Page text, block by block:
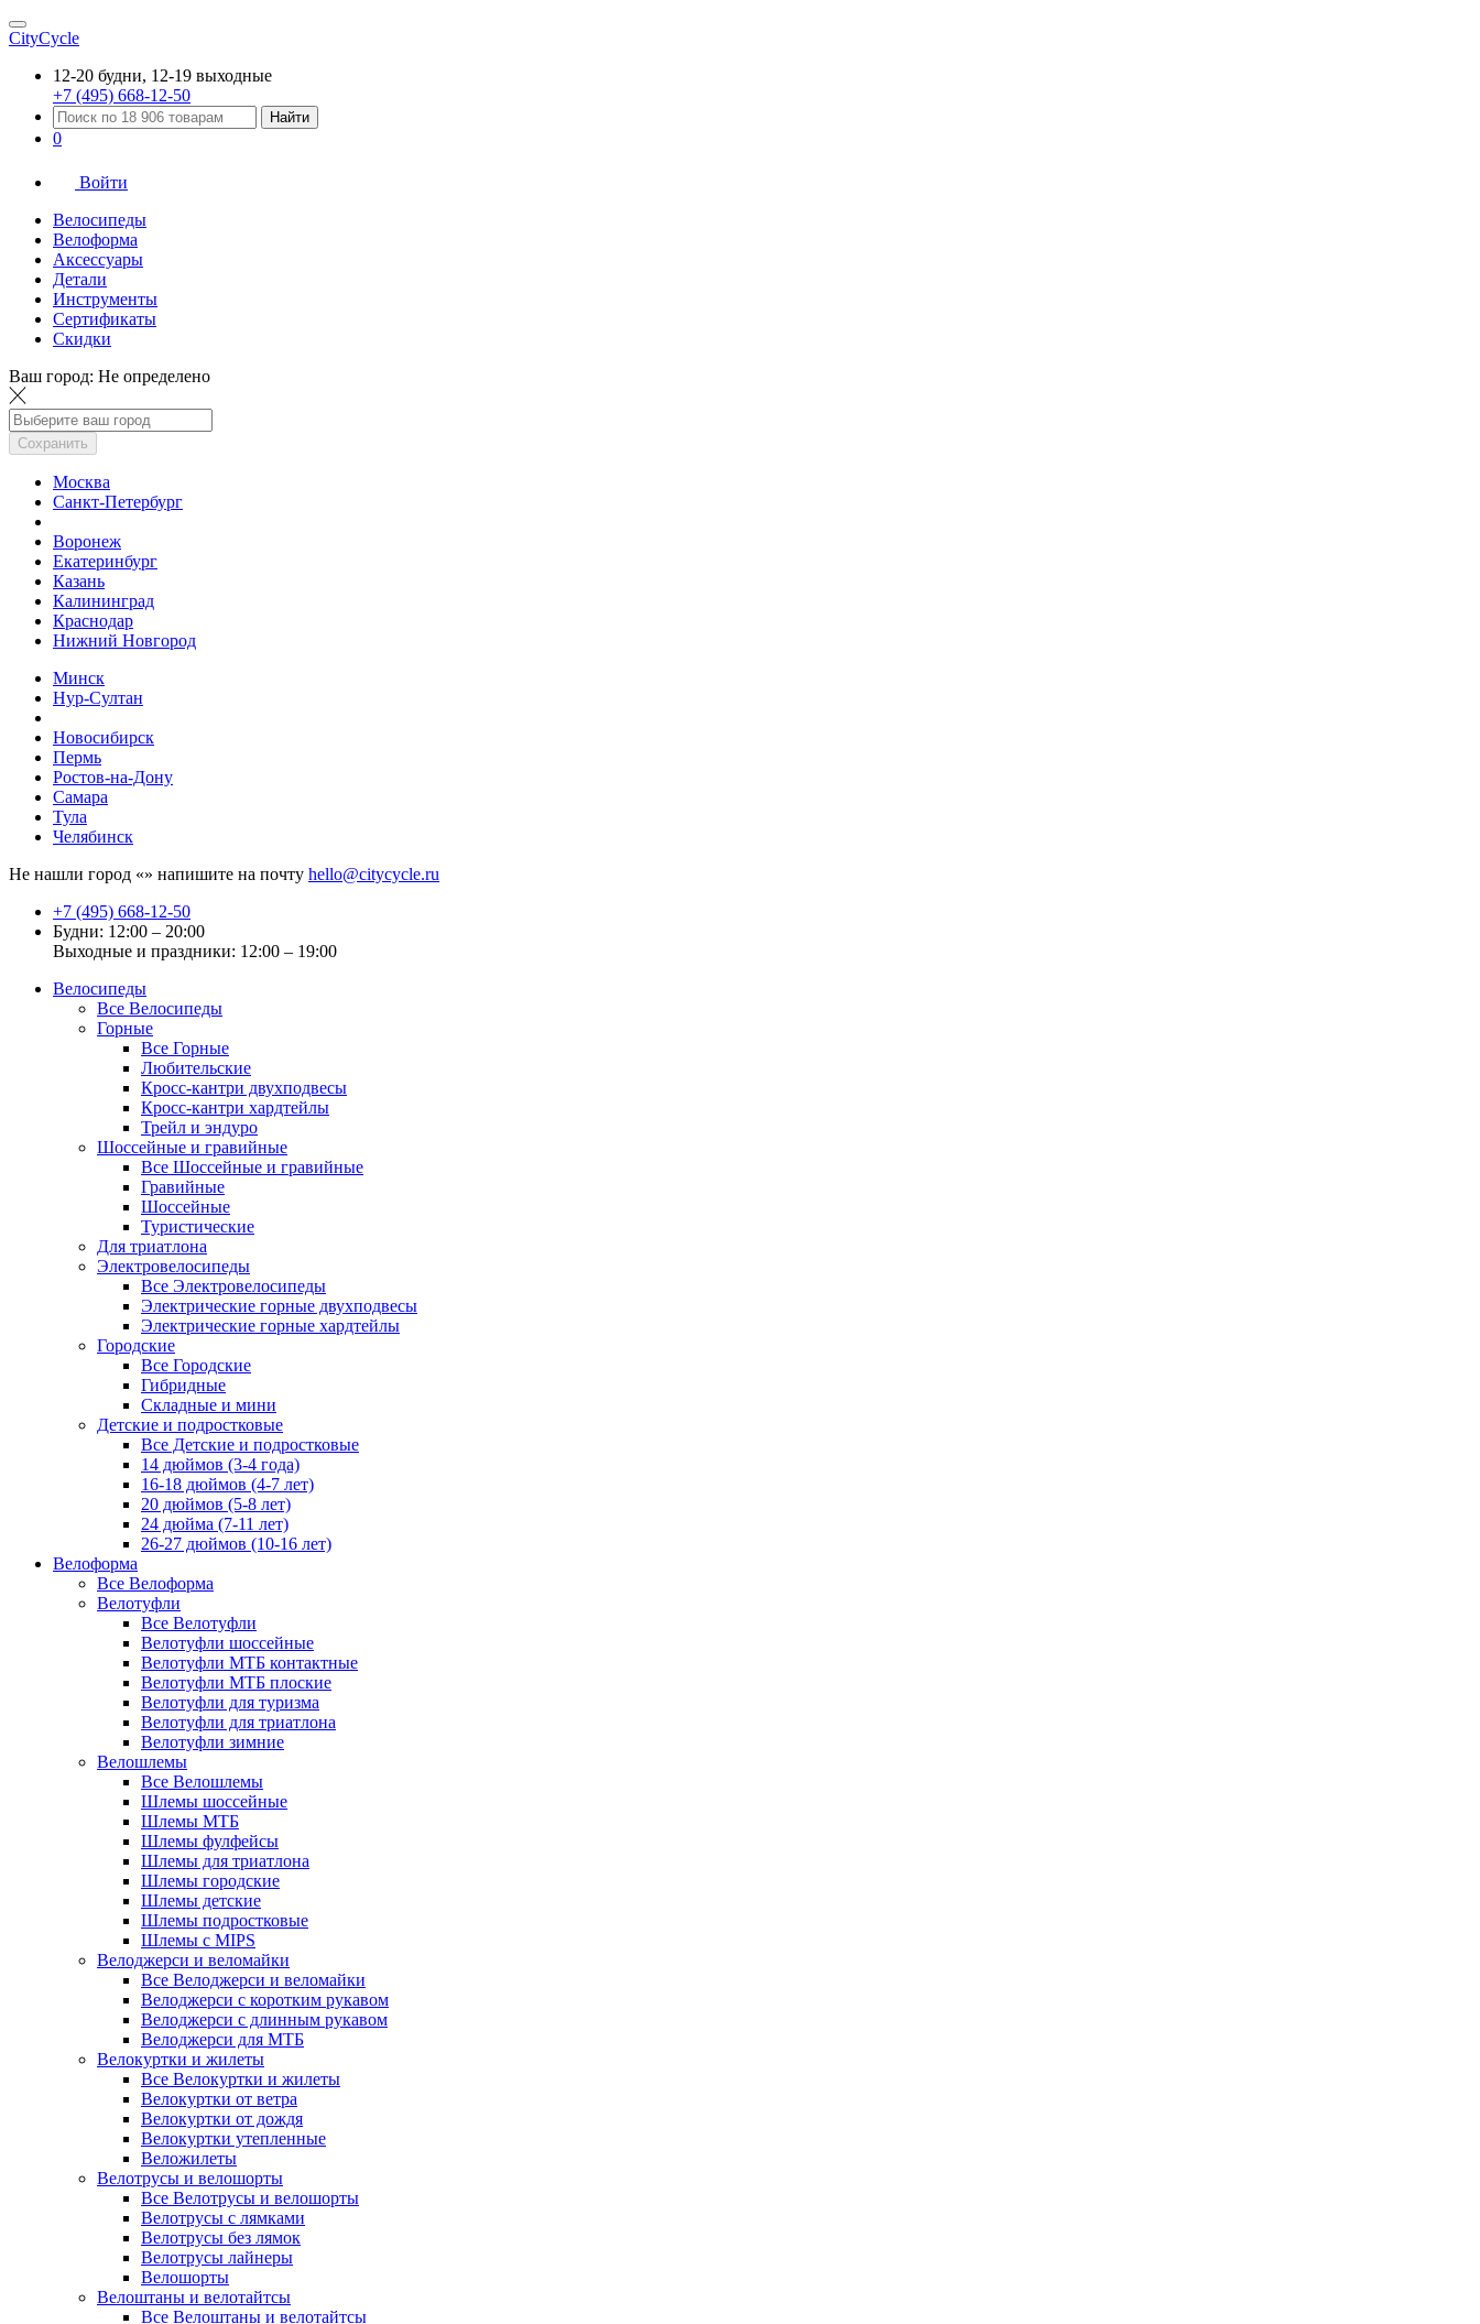
CityCycle
12-20 будни, 12-19 выходные
+7 (495) 668-12-50
Найти
0
Войти
Велосипеды
Велоформа
Аксессуары
Детали
Инструменты
Сертификаты
Скидки
Ваш город: Не определено
Сохранить
Москва
Санкт-Петербург
Воронеж
Екатеринбург
Казань
Калининград
Краснодар
Нижний Новгород
Минск
Нур-Султан
Новосибирск
Пермь
Ростов-на-Дону
Самара
Тула
Челябинск
Не нашли город «» напишите на почту hello@citycycle.ru
+7 (495) 668-12-50
Будни: 12:00 – 20:00
Выходные и праздники: 12:00 – 19:00
Велосипеды
Все Велосипеды
Горные
Все Горные
Любительские
Кросс-кантри двухподвесы
Кросс-кантри хардтейлы
Трейл и эндуро
Шоссейные и гравийные
Все Шоссейные и гравийные
Гравийные
Шоссейные
Туристические
Для триатлона
Электровелосипеды
Все Электровелосипеды
Электрические горные двухподвесы
Электрические горные хардтейлы
Городские
Все Городские
Гибридные
Складные и мини
Детские и подростковые
Все Детские и подростковые
14 дюймов (3-4 года)
16-18 дюймов (4-7 лет)
20 дюймов (5-8 лет)
24 дюйма (7-11 лет)
26-27 дюймов (10-16 лет)
Велоформа
Все Велоформа
Велотуфли
Все Велотуфли
Велотуфли шоссейные
Велотуфли МТБ контактные
Велотуфли МТБ плоские
Велотуфли для туризма
Велотуфли для триатлона
Велотуфли зимние
Велошлемы
Все Велошлемы
Шлемы шоссейные
Шлемы МТБ
Шлемы фулфейсы
Шлемы для триатлона
Шлемы городские
Шлемы детские
Шлемы подростковые
Шлемы с MIPS
Велоджерси и веломайки
Все Велоджерси и веломайки
Велоджерси с коротким рукавом
Велоджерси с длинным рукавом
Велоджерси для МТБ
Велокуртки и жилеты
Все Велокуртки и жилеты
Велокуртки от ветра
Велокуртки от дождя
Велокуртки утепленные
Веложилеты
Велотрусы и велошорты
Все Велотрусы и велошорты
Велотрусы с лямками
Велотрусы без лямок
Велотрусы лайнеры
Велошорты
Велоштаны и велотайтсы
Все Велоштаны и велотайтсы